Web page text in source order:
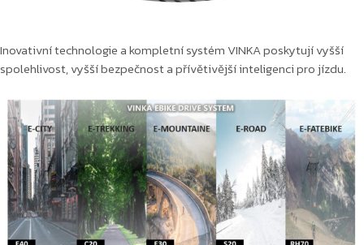
Inovativní technologie a kompletní systém VINKA poskytují vyšší
spolehlivost, vyšší bezpečnost a přívětivější inteligenci pro jízdu.